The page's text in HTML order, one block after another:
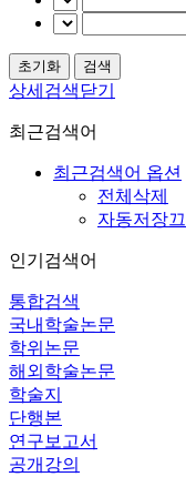
상세검색닫기
최근검색어
최근검색어 옵션
전체삭제
자동저장끄
인기검색어
통합검색
국내학술논문
학위논문
해외학술논문
학술지
단행본
연구보고서
공개강의